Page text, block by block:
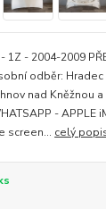
- 2004-2009
odběr:
nad Kněžnou
-
screen... celý